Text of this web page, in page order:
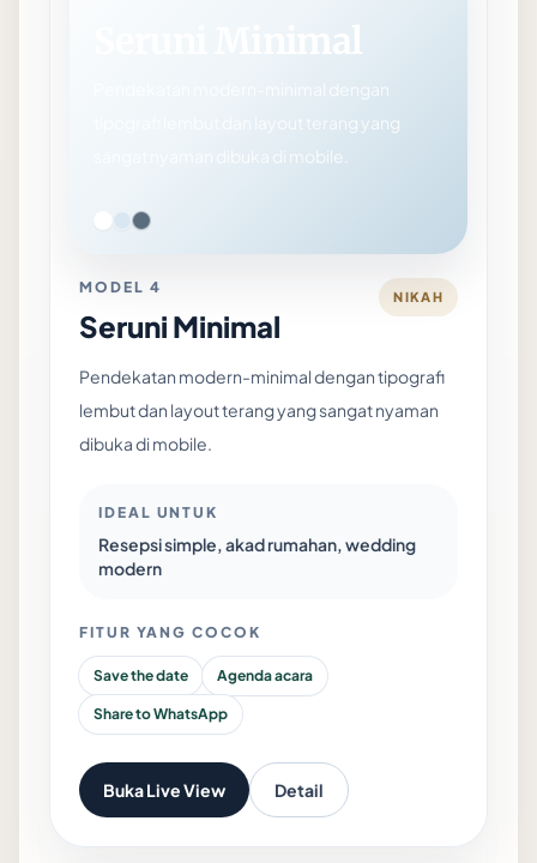
Seruni Minimal
Pendekatan modern-minimal dengan
tipografi lembut dan layout terang yang
sangat nyaman dibuka di mobile.
MODEL 4
Seruni Minimal
NIKAH
Pendekatan modern-minimal dengan tipografi
lembut dan layout terang yang sangat nyaman
dibuka di mobile.
IDEAL UNTUK
Resepsi simple, akad rumahan, wedding
modern
FITUR YANG COCOK
Save the date Agenda acara
Share to WhatsApp
Buka Live View Detail